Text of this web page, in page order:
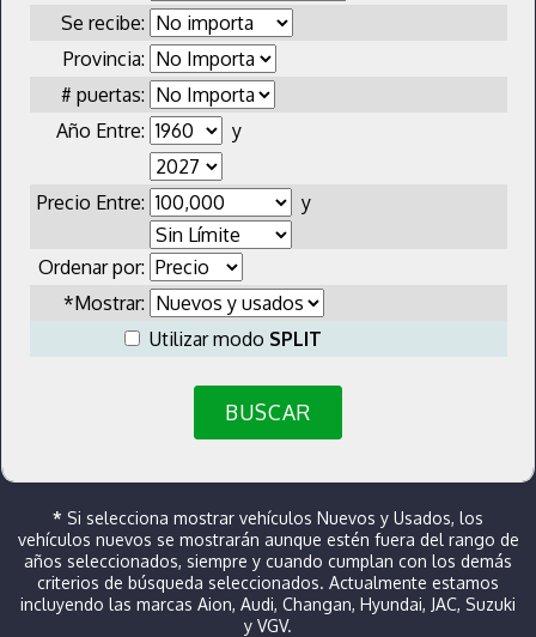
Se recibe:
Provincia:
# puertas:
Año Entre:
y
Precio Entre: y
Ordenar por:
*Mostrar:
Utilizar modo SPLIT
BUSCAR
* Si selecciona mostrar vehículos Nuevos y Usados, los
vehículos nuevos se mostrarán aunque estén fuera del rango de
años seleccionados, siempre y cuando cumplan con los demás
criterios de búsqueda seleccionados. Actualmente estamos
incluyendo las marcas Aion, Audi, Changan, Hyundai, JAC, Suzuki
y VGV.